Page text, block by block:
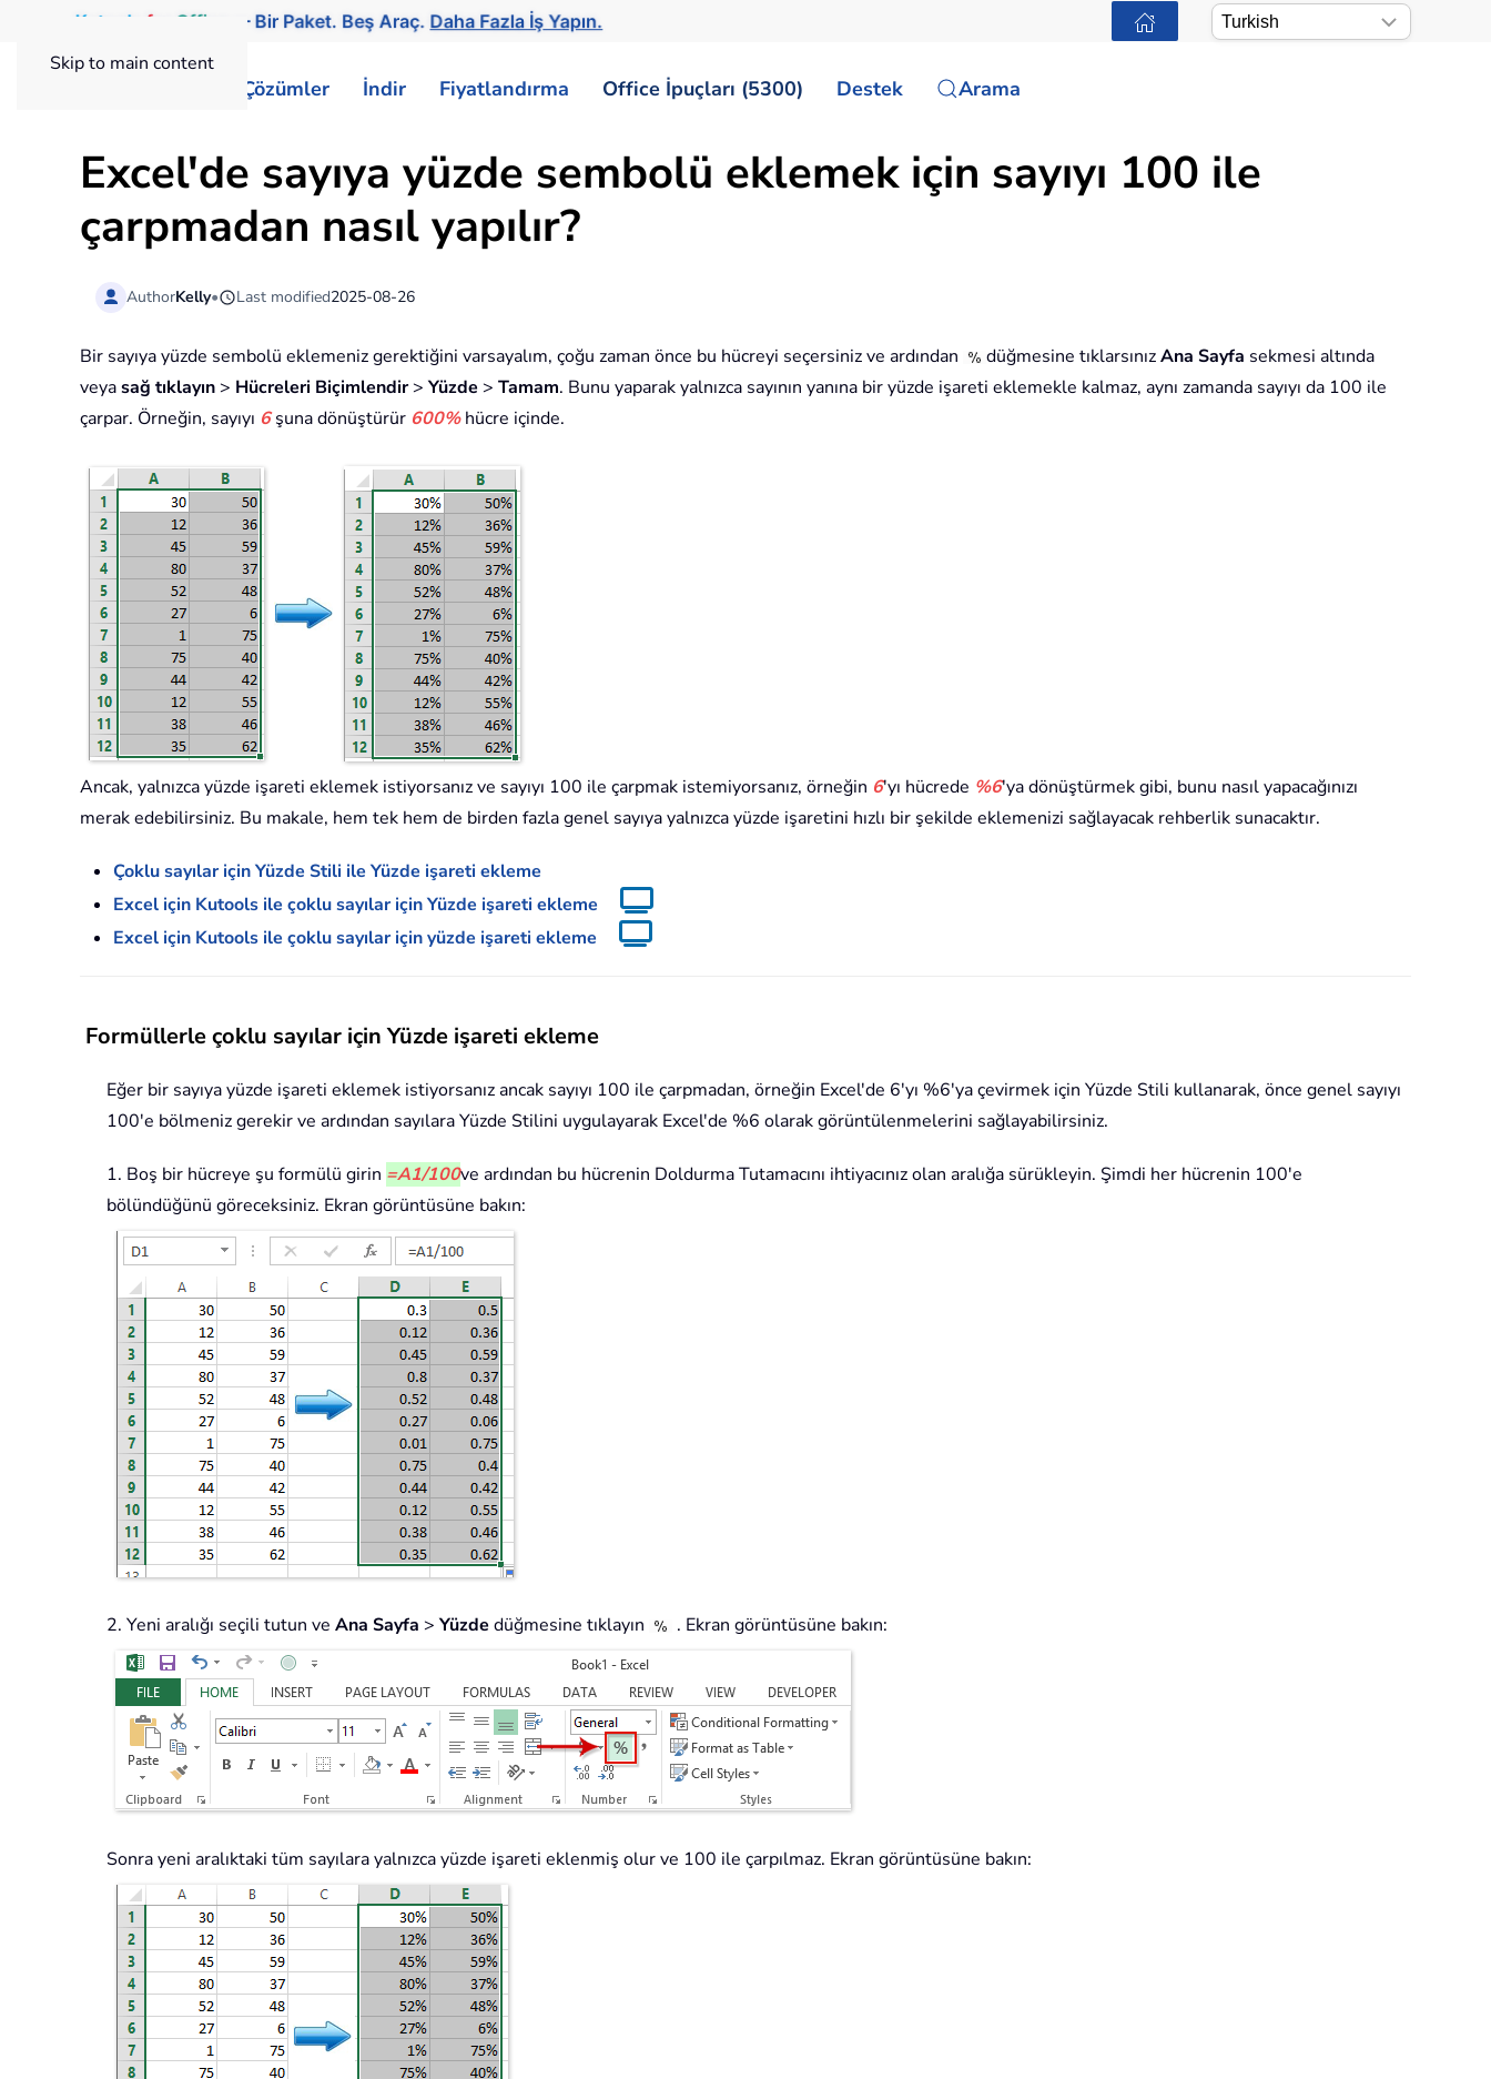
Skip to main content
Kutools for Office — Bir Paket. Beş Araç.Daha Fazla İş Yapın.
Çözümler İndir Fiyatlandırma Office İpuçları (5300) Destek Arama
Excel'de sayıya yüzde sembolü eklemek için sayıyı 100 ile
çarpmadan nasıl yapılır?
AuthorKelly• Last modified2025-08-26
Bir sayıya yüzde sembolü eklemeniz gerektiğini varsayalım, çoğu zaman önce bu hücreyi seçersiniz ve ardından düğmesine tıklarsınızAna Sayfa sekmesi altında
veyasağ tıklayın > Hücreleri Biçimlendir> Yüzde > Tamam. Bunu yaparak yalnızca sayının yanına bir yüzde işareti eklemekle kalmaz, aynı zamanda sayıyı da 100 ile
çarpar. Örneğin, sayıyı 6şuna dönüştürür 600%hücre içinde.
Ancak, yalnızca yüzde işareti eklemek istiyorsanız ve sayıyı 100 ile çarpmak istemiyorsanız, örneğin 6'yı hücrede %6'ya dönüştürmek gibi, bunu nasıl yapacağınızı
merak edebilirsiniz. Bu makale, hem tek hem de birden fazla genel sayıya yalnızca yüzde işaretini hızlı bir şekilde eklemenizi sağlayacak rehberlik sunacaktır.
Çoklu sayılar için Yüzde Stili ile Yüzde işareti ekleme
Excel için Kutools ile çoklu sayılar için Yüzde işareti ekleme
Excel için Kutools ile çoklu sayılar için yüzde işareti ekleme
Formüllerle çoklu sayılar için Yüzde işareti ekleme
Eğer bir sayıya yüzde işareti eklemek istiyorsanız ancak sayıyı 100 ile çarpmadan, örneğin Excel'de 6'yı %6'ya çevirmek için Yüzde Stili kullanarak, önce genel sayıyı
100'e bölmeniz gerekir ve ardından sayılara Yüzde Stilini uygulayarak Excel'de %6 olarak görüntülenmelerini sağlayabilirsiniz.
1. Boş bir hücreye şu formülü girin =A1/100ve ardından bu hücrenin Doldurma Tutamacını ihtiyacınız olan aralığa sürükleyin. Şimdi her hücrenin 100'e
bölündüğünü göreceksiniz. Ekran görüntüsüne bakın:
2. Yeni aralığı seçili tutun ve Ana Sayfa > Yüzde düğmesine tıklayın . Ekran görüntüsüne bakın:
Sonra yeni aralıktaki tüm sayılara yalnızca yüzde işareti eklenmiş olur ve 100 ile çarpılmaz. Ekran görüntüsüne bakın: